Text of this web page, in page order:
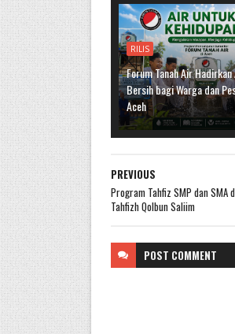
RILIS
Forum Tanah Air
Bersih bagi Warga dan
Aceh
PREVIOUS
Program Tahfiz SMP dan SMA
Tahfizh Qolbun Saliim
POST COMMENT